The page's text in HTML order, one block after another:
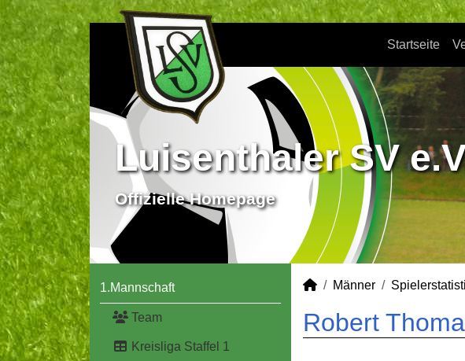
Startseite
Luisenthaler SV
Offizielle Homepage
1.Mannschaft
Team
Kreisliga Staffel 1
Männer
Robert